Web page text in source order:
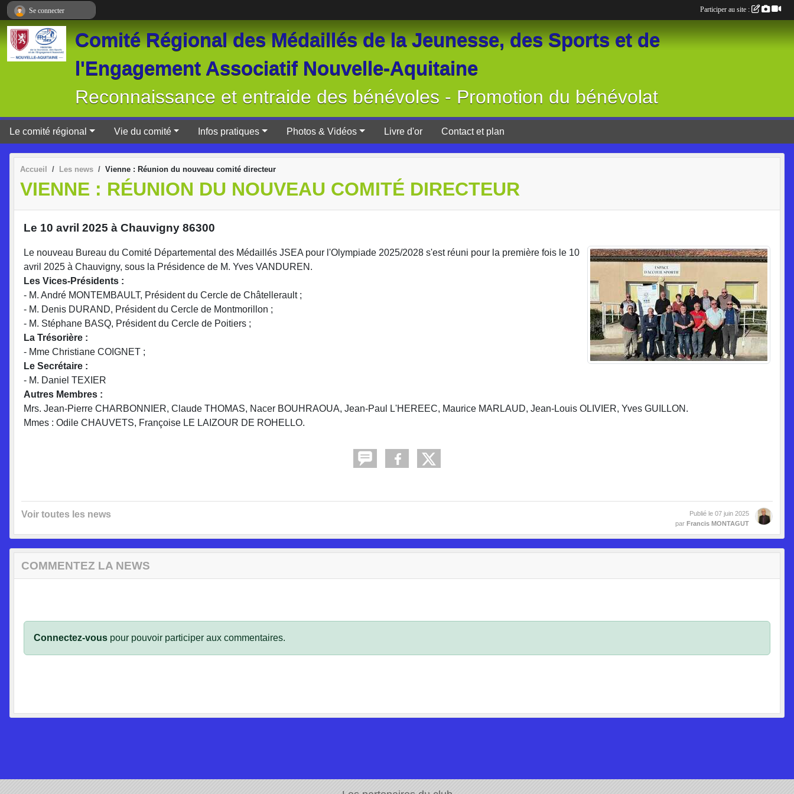
Comité Régional des Médaillés de la Jeunesse, des Sports et de
l'Engagement Associatif Nouvelle-Aquitaine
Reconnaissance et entraide des bénévoles - Promotion du bénévolat
Le comité régional Vie du comité Infos pratiques Photos & Vidéos Livre d'or Contact et plan
Accueil Les news Vienne : Réunion du nouveau comité directeur
VIENNE : RÉUNION DU NOUVEAU COMITÉ DIRECTEUR
Le 10 avril 2025 à Chauvigny 86300
Le nouveau Bureau du Comité Départemental des Médaillés JSEA pour l'Olympiade 2025/2028 s'est réuni pour la première fois le 10
avril 2025 à Chauvigny, sous la Présidence de M. Yves VANDUREN.
Les Vices-Présidents :
- M. André MONTEMBAULT, Président du Cercle de Châtellerault ;
- M. Denis DURAND, Président du Cercle de Montmorillon ;
- M. Stéphane BASQ, Président du Cercle de Poitiers ;
La Trésorière :
- Mme Christiane COIGNET ;
Le Secrétaire :
- M. Daniel TEXIER
Autres Membres :
Mrs. Jean-Pierre CHARBONNIER, Claude THOMAS, Nacer BOUHRAOUA, Jean-Paul L'HEREEC, Maurice MARLAUD, Jean-Louis OLIVIER, Yves GUILLON.
Mmes : Odile CHAUVETS, Françoise LE LAIZOUR DE ROHELLO.
Voir toutes les news Publié le 07 juin 2025
par Francis MONTAGUT
COMMENTEZ LA NEWS
Connectez-vous pour pouvoir participer aux commentaires.
Se connecter Participer au site :
Panneau de gestion des cookies